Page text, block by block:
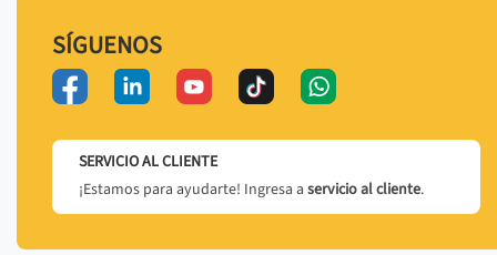
SÍGUENOS
SERVICIO AL CLIENTE
¡Estamos para ayudarte! Ingresa a servicio al cliente.